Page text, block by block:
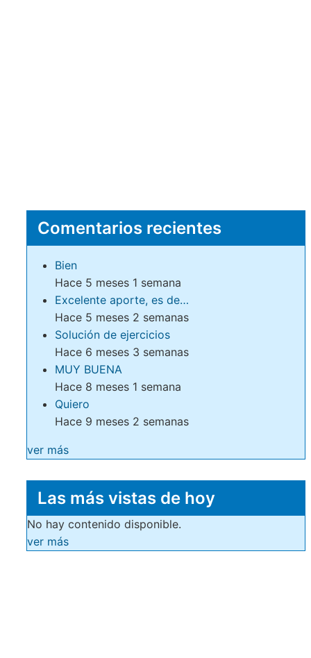
Comentarios recientes
Bien
Hace 5 meses 1 semana
Excelente aporte, es de…
Hace 5 meses 2 semanas
Solución de ejercicios
Hace 6 meses 3 semanas
MUY BUENA
Hace 8 meses 1 semana
Quiero
Hace 9 meses 2 semanas
ver más
Las más vistas de hoy
No hay contenido disponible.
ver más